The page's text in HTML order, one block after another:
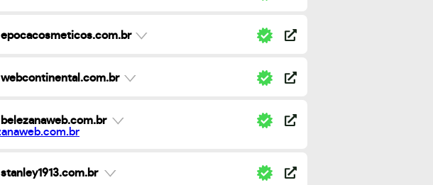
epocacosmeticos.com.br
webcontinental.com.br
belezanaweb.com.br
stanley1913.com.br